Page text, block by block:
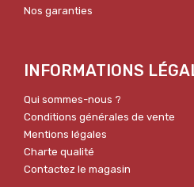
Nos garanties
INFORMATIONS
Qui sommes-nous ?
Conditions générales de vente
Mentions légales
Charte qualité
Contactez le magasin